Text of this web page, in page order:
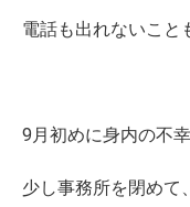
電話も出れないこと
9月初めに身内の不幸
少し事務所を閉めて